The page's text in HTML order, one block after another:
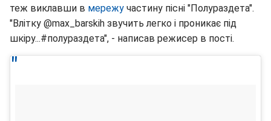
теж виклавши в мережу частину пісні "Полураздета".
"Влітку @max_barskih звучить легко і проникає під
шкіру...#полураздета", - написав режисер в пості.